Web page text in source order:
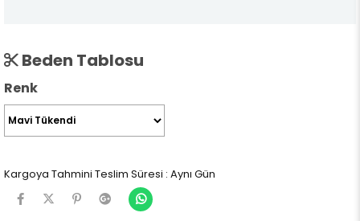
Beden Tablosu
Renk
Kargoya Tahmini Teslim Süresi : Aynı Gün